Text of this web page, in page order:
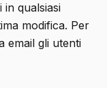
in qualsiasi
modifica. Per
email gli utenti